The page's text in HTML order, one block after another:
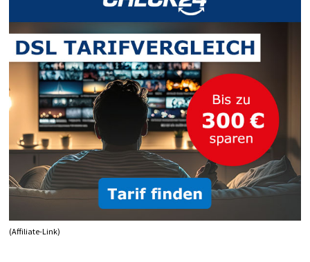
(Affiliate-Link)